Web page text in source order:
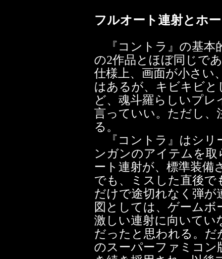
フルオート連射とホ
『コントラ』の基本
の2作品とほぼ同じで
仕様上、画面が小さい
はあるが、キビキビ
ど、魂斗羅らしいプ
言っていい。ただし、
る。
『コントラ』はシリ
ンガンのアイテムを
ート連射が、標準装備
でも、ミスした直後
だけで途切れなく弾が
図としては、ゲームボ
激しい連射に向いてい
だったと思われる。だ
のスーパーファミコン